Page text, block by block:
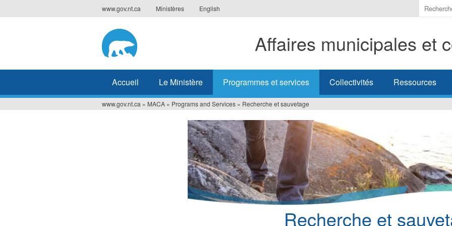
to
www.gov.nt.ca Ministères English
Indiquer
les
à
Affaires municipales et
Accueil Le Ministère Programmes et services Collectivités Ressources
www.gov.nt.ca » MACA » Programs and Services » Recherche et sauvetage
Recherche et